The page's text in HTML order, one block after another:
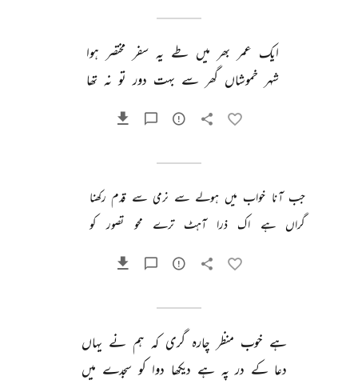
ایک عمر بھر میں طے یہ سفر مختصر ہوا
شہر خموشاں گھر سے بہت دور تو نہ تھا
جب آنا خواب میں ہولے سے نرمی سے قدم رکھنا
گراں
ہے اک ذرا آہٹ ترے محو تصور کو
ہے خوب منظر چارہ گری کہ ہم نے یہاں
دعا کے در پہ ہے دیکھا دوا کو سجدے میں